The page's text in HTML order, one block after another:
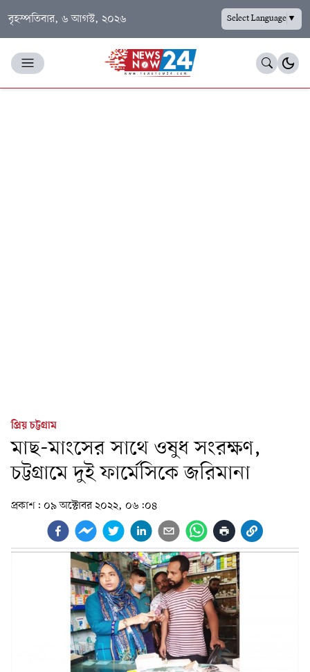
বৃহস্পতিবার, ৬ আগস্ট, ২০২৬ Select Language▼
প্রিয় চট্টগ্রাম
মাছ-মাংসের সাথে ওষুধ সংরক্ষণ,
চট্টগ্রামে দুই ফার্মেসিকে জরিমানা
প্রকাশ: ০৯ অক্টোবর ২০২২, ০৬:০৪